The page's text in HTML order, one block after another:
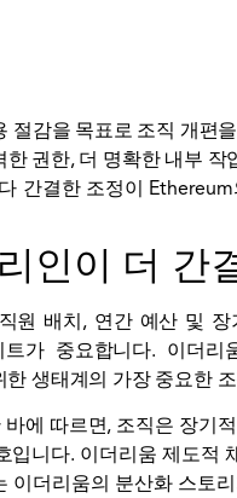
절감을 목표로 조직 개편
권한, 더 명확한 내부
간결한 조정이
인이 더 간
원 배치, 연간 예산 및
가 중요합니다. 이더
생태계의 가장 중요한
에 따르면, 조직은 장기
입니다. 이더리움 제도적
이더리움의 분산화 스토